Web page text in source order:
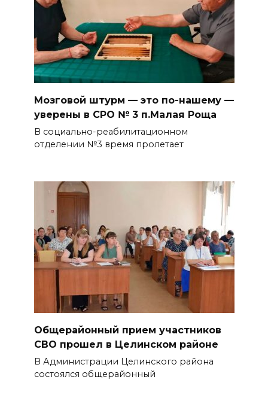
Мозговой штурм — это по-нашему —
уверены в СРО № 3 п.Малая Роща
В социально-реабилитационном
отделении №3 время пролетает
Общерайонный прием участников
СВО прошел в Целинском районе
В Администрации Целинского района
состоялся общерайонный